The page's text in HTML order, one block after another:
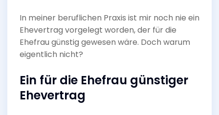
In meiner beruflichen Praxis ist mir noch nie ein
Ehevertrag vorgelegt worden, der für die
Ehefrau günstig gewesen wäre. Doch warum
eigentlich nicht?
Ein für die Ehefrau günstiger
Ehevertrag